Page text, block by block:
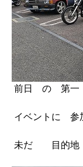
前日 の 第
イベントに
未だ 目的地